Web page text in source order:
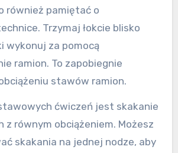
również pamiętać o
Trzymaj łokcie blisko
wykonuj za pomocą
ramion. To zapobiegnie
stawów ramion.
ćwiczeń jest skakanie
z równym obciążeniem. Możesz
skakania na jednej nodze, aby